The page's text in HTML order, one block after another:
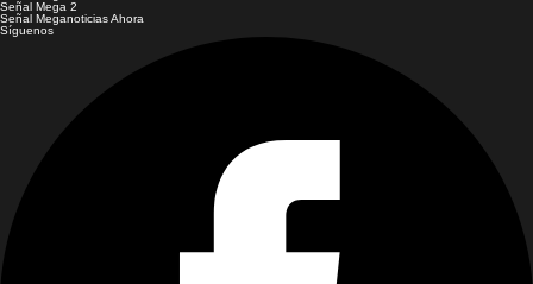
Señal Mega 2
Señal Meganoticias Ahora
Síguenos